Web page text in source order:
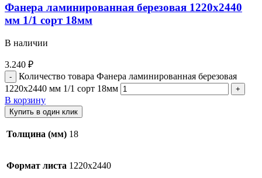
Фанера ламинированная березовая 1220х2440
мм 1/1 сорт 18мм
В наличии
3.240 ₽
Количество товара Фанера ламинированная березовая
1220х2440 мм 1/1 сорт 18мм
В корзину
Купить в один клик
Толщина (мм) 18
Формат листа 1220х2440